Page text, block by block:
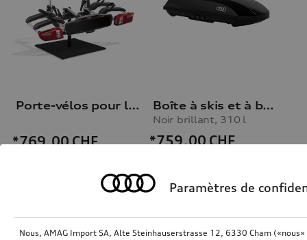
Porte-vélos pour le dispositif d'attelage
*769,00CHF
Boîte à skis et à bagages, Noir brillant, 310 l
Noir brillant, 310 l
*759,00CHF
Paramètres de
Nous, AMAG Import SA, Alte Steinhauserstrasse 12, 6330 Cham